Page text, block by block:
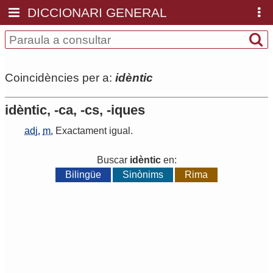
DICCIONARI GENERAL
Coincidències per a: idèntic
idèntic, -ca, -cs, -iques
adj. m. Exactament igual .
Buscar idènticen:
Bilingüe
Sinònims Rima